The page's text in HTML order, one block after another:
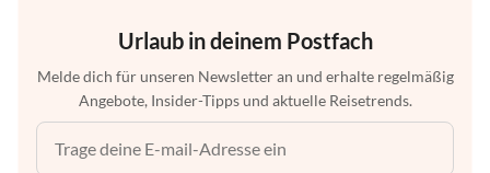
Urlaub in deinem Postfach
Melde dich für unseren Newsletter an und erhalte regelmäßig
Angebote, Insider-Tipps und aktuelle Reisetrends.